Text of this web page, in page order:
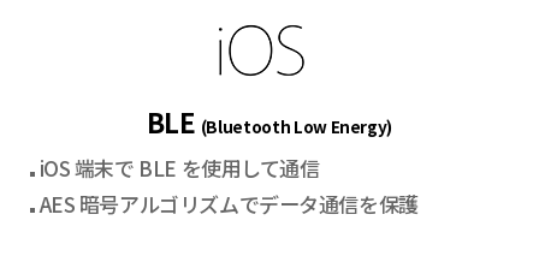
BLE (Bluetooth Low Energy)
iOS 端末で BLE を使用して通信
AES 暗号アルゴリズムでデータ通信を保護